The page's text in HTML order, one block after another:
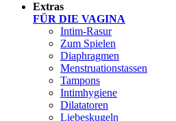
Extras
FÜR DIE VAGINA
Intim-Rasur
Zum Spielen
Diaphragmen
Menstruationstassen
Tampons
Intimhygiene
Dilatatoren
Liebeskugeln